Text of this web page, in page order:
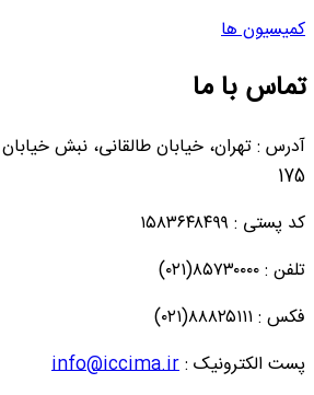
کمیسیون ها
تماس با ما
آدرس : تهران، خیابان طالقانی، نبش
175
کد پستی : ۱۵۸۳۶۴۸۴۹۹
تلفن : ۸۵۷۳۰۰۰۰(۰۲۱)
فکس : ۸۸۸۲۵۱۱۱(۰۲۱)
پست الکترونیک :info@iccima.ir